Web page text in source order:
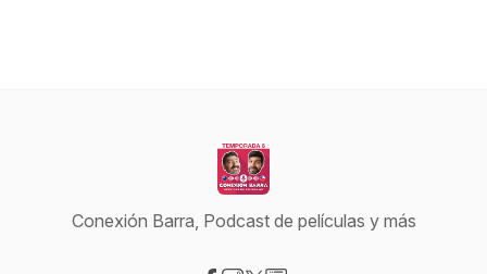
Conexión Barra, Podcast de películas y más